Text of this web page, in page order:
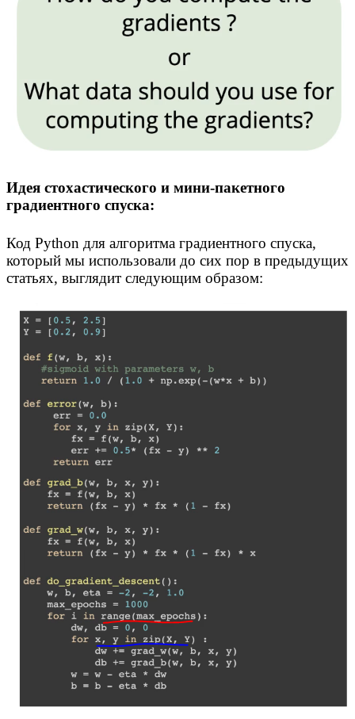
Идея стохастического и мини-пакетного
градиентного спуска:
Код Python для алгоритма градиентного спуска,
который мы использовали до сих пор в предыдущих
статьях, выглядит следующим образом: